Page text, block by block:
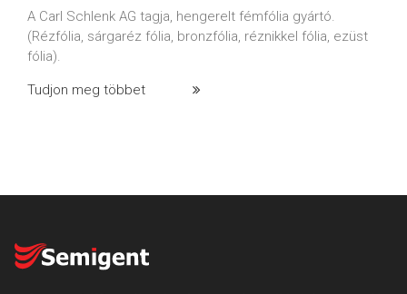
A Carl Schlenk AG tagja, hengerelt fémfólia gyártó.
(Rézfólia, sárgaréz fólia, bronzfólia, réznikkel fólia, ezüst
fólia).
Tudjon meg többet